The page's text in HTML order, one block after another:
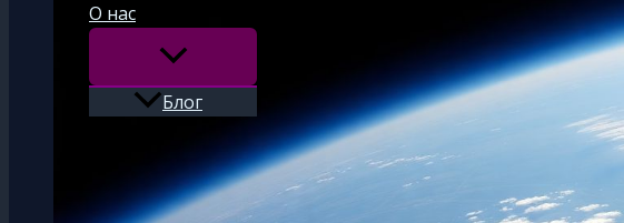
О нас
Блог